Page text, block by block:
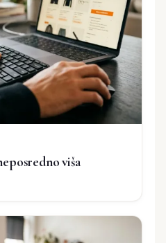
viša